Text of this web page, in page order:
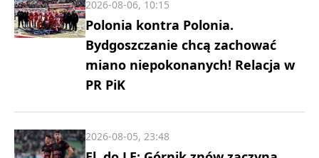
Polonia kontra Polonia.
Bydgoszczanie chcą zachować
miano niepokonanych! Relacja w
PR PiK
2026-08-06, 10:15
2026-08-05, 23:48